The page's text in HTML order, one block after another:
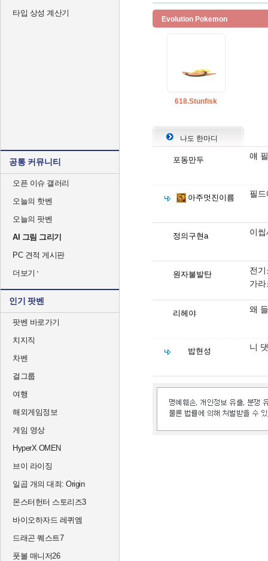
타입 상성 계산기
공통 커뮤니티
오픈 이슈 갤러리
오늘의 핫벤
오늘의 팟벤
AI 그림 그리기
PC 견적 게시판
더보기
인기 팟벤
팟벤 바로가기
치지직
차벤
걸그룹
여행
해외게임정보
게임 영상
HyperX OMEN
브이 라이징
일곱 개의 대죄: Origin
몬스터헌터 스토리즈3
바이오하자드 레퀴엠
드래곤 퀘스트7
풋볼 매니저26
Evolution Pokemon
618.Stunfisk
나도 한마디
포동만두 얘
아주멋진이름 필
정의구현a 이
원자불발탄
전
가
리헤야 왜
밥현성 니